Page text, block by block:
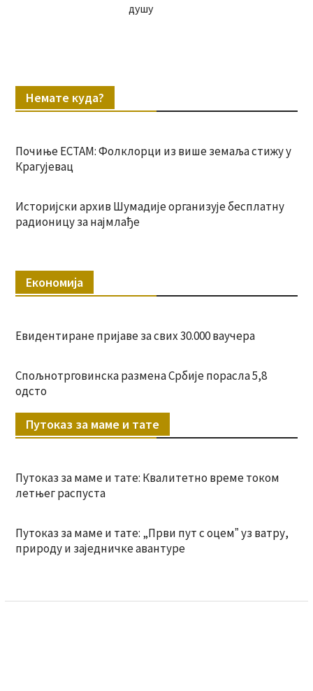
душу
Немате куда?
Почиње ЕСТАМ: Фолклорци из више земаља стижу у
Крагујевац
Историјски архив Шумадије организује бесплатну
радионицу за најмлађе
Економија
Евидентиране пријаве за свих 30.000 ваучера
Спољнотрговинска размена Србије порасла 5,8
одсто
Путоказ за маме и тате
Путоказ за маме и тате: Квалитетно време током
летњег распуста
Путоказ за маме и тате: „Први пут с оцемˮ уз ватру,
природу и заједничке авантуре